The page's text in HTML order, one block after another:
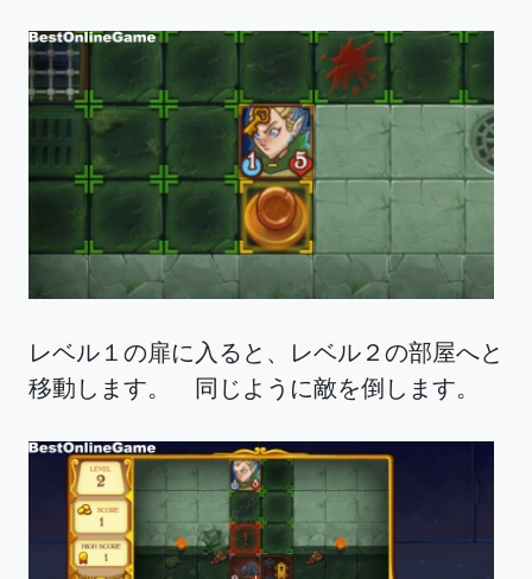
レベル１の扉に入ると、レベル２の部屋へと
移動します。 同じように敵を倒します。